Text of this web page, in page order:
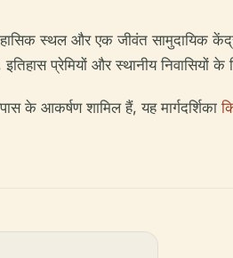
स्थल और एक जीवंत सामुदायिक
प्रेमियों और स्थानीय निवासियों के
के आकर्षण शामिल हैं, यह मार्गदर्शिका